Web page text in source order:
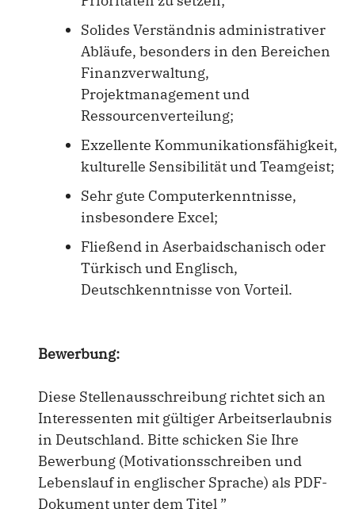
Solides Verständnis administrativer
Abläufe, besonders in den Bereichen
Finanzverwaltung,
Projektmanagement und
Ressourcenverteilung;
Exzellente Kommunikationsfähigkeit,
kulturelle Sensibilität und Teamgeist;
Sehr gute Computerkenntnisse,
insbesondere Excel;
Fließend in Aserbaidschanisch oder
Türkisch und Englisch,
Deutschkenntnisse von Vorteil.
Bewerbung:
Diese Stellenausschreibung richtet sich an
Interessenten mit gültiger Arbeitserlaubnis
in Deutschland. Bitte schicken Sie Ihre
Bewerbung (Motivationsschreiben und
Lebenslauf in englischer Sprache) als PDF-
Dokument unter dem Titel ”